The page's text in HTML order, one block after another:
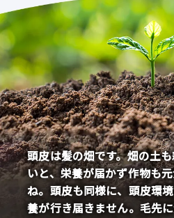
頭皮は髪の畑です。畑の土
いと、栄養が届かず作物も
ね。頭皮も同様に、頭皮環
養が行き届きません。毛先